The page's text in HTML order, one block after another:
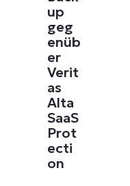
up
geg
enüb
er
Verit
as
Alta
SaaS
Prot
ecti
on